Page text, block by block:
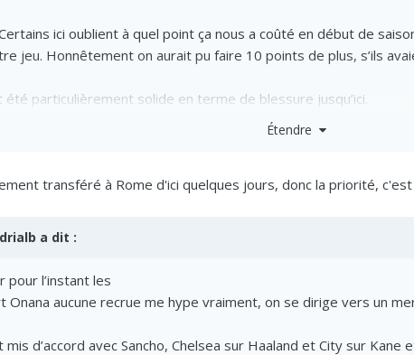
ici oublient à quel point ça nous a coûté en début de
jeu. Honnêtement on aurait pu faire 10 points de plus, s’ils
été particulièrement solide en terme de blessure jusqu’ici.
devient nécessaire aussi, mais c est pas encore fait.
Étendre
transféré à Rome d'ici quelques jours, donc la priorité, c'est
a dit :
pour l’instant les
Onana aucune recrue me hype vraiment, on se dirige vers un
d’accord avec Sancho, Chelsea sur Haaland et City sur Kane